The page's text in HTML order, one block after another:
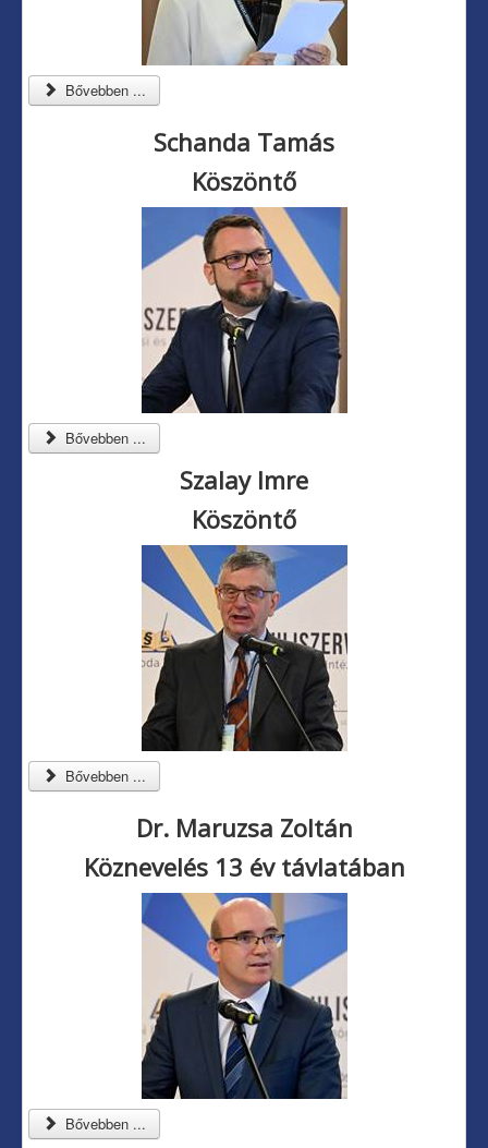
Bővebben ...
Schanda Tamás
Köszöntő
Bővebben ...
Szalay Imre
Köszöntő
Bővebben ...
Dr. Maruzsa Zoltán
Köznevelés 13 év távlatában
Bővebben ...